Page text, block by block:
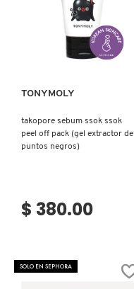
SKIN 1004
SMASHBOX
SOL DE JANEIRO
SUPERGOOP!
Ver más
TONYMOLY
takopore sebum ssok ssok
peel off pack (gel extractor de
puntos negros)
$ 380.00
SOLO EN SEPHORA